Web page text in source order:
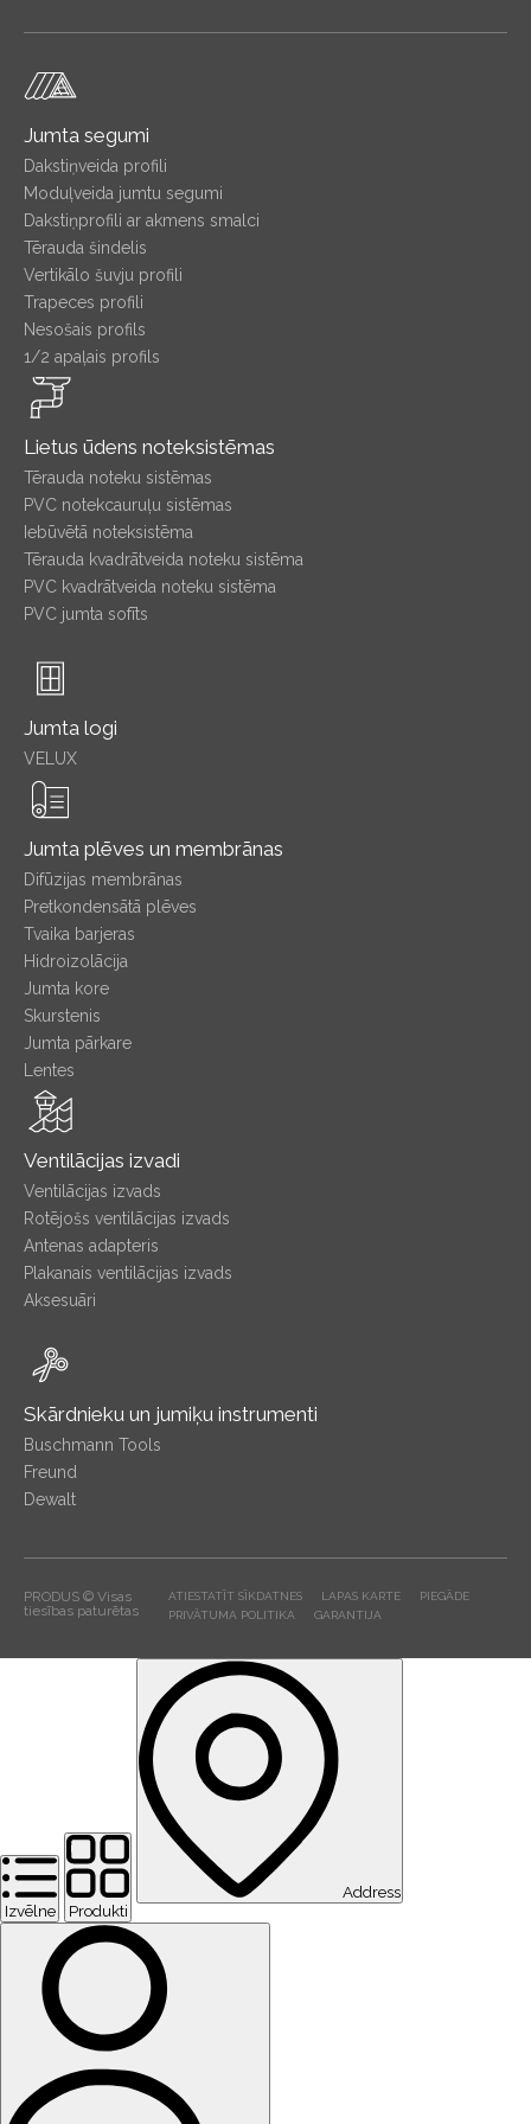
Jumta segumi
Dakstiņveida profili
Moduļveida jumtu segumi
Dakstiņprofili ar akmens smalci
Tērauda šindelis
Vertikālo šuvju profili
Trapeces profili
Nesošais profils
1/2 apaļais profils
Lietus ūdens noteksistēmas
Tērauda noteku sistēmas
PVC notekcauruļu sistēmas
Iebūvētā noteksistēma
Tērauda kvadrātveida noteku sistēma
PVC kvadrātveida noteku sistēma
PVC jumta sofīts
Jumta logi
VELUX
Jumta plēves un membrānas
Difūzijas membrānas
Pretkondensātā plēves
Tvaika barjeras
Hidroizolācija
Jumta kore
Skurstenis
Jumta pārkare
Lentes
Ventilācijas izvadi
Ventilācijas izvads
Rotējošs ventilācijas izvads
Antenas adapteris
Plakanais ventilācijas izvads
Aksesuāri
Skārdnieku un jumiķu instrumenti
Buschmann Tools
Freund
Dewalt
PRODUS © Visas
tiesības paturētas
ATIESTATĪT SĪKDATNES LAPAS KARTE
PIEGĀDE
PRIVĀTUMA POLITIKA
GARANTIJA
Izvēlne Produkti
Address